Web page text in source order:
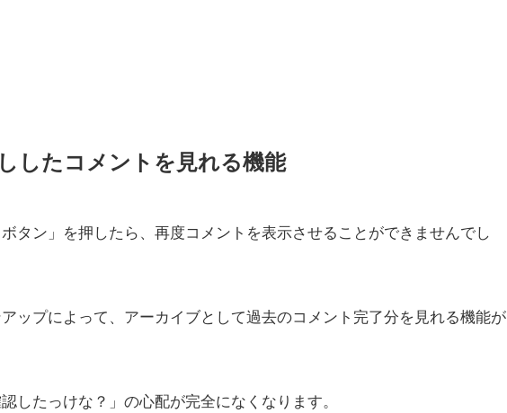
したコメントを見れる機能
タン」を押したら、再度コメントを表示させることができませんでし
ップによって、アーカイブとして過去のコメント完了分を見れる機能が
したっけな？」の心配が完全になくなります。